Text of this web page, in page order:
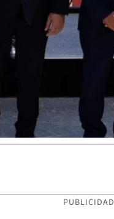
PUBLICIDAD